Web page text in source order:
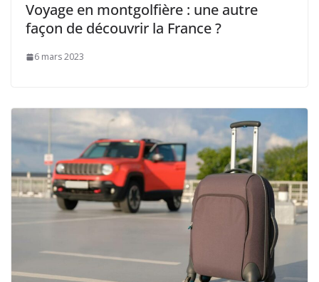
Voyage en montgolfière : une autre
façon de découvrir la France ?
6 mars 2023